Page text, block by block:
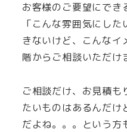
お客様のご要望にでき
「こんな雰囲気にし
きないけど、こんな
階からご相談いただけ
ご相談だけ、お見積も
たいものはあるんだけ
だよね。。。という方